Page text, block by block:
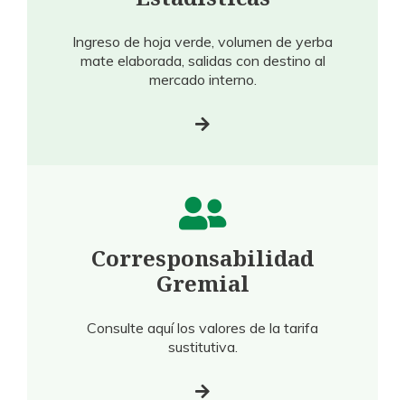
Ingreso de hoja verde, volumen de yerba
mate elaborada, salidas con destino al
mercado interno.
Corresponsabilidad
Gremial
Consulte aquí los valores de la tarifa
sustitutiva.